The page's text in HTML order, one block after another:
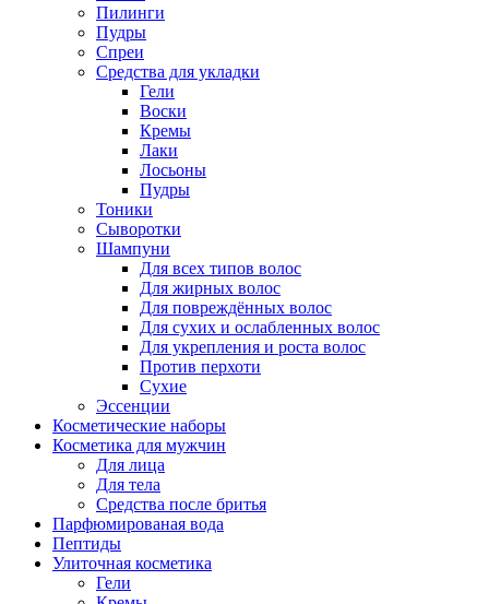
Пилинги
Пудры
Спреи
Средства для укладки
Гели
Воски
Кремы
Лаки
Лосьоны
Пудры
Тоники
Сыворотки
Шампуни
Для всех типов волос
Для жирных волос
Для повреждённых волос
Для сухих и ослабленных волос
Для укрепления и роста волос
Против перхоти
Сухие
Эссенции
Косметические наборы
Косметика для мужчин
Для лица
Для тела
Средства после бритья
Парфюмированая вода
Пептиды
Улиточная косметика
Гели